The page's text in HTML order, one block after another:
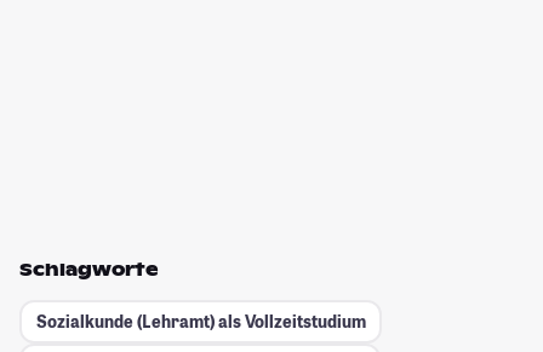
Schlagworte
Sozialkunde (Lehramt) als Vollzeitstudium